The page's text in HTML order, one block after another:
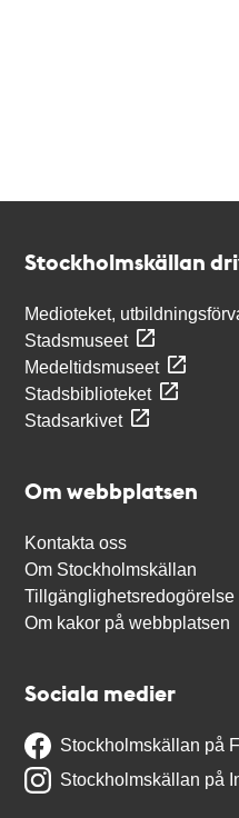
Stockholmskällan
Medioteket,
Stadsmuseet
Medeltidsmuseet
Stadsbiblioteket
Stadsarkivet
Om webbplatsen
Kontakta oss
Om Stockholmskällan
Tillgänglighetsredogörelse
Om kakor på webbplatsen
Sociala medier
Stockholmskällan på
Stockholmskällan på